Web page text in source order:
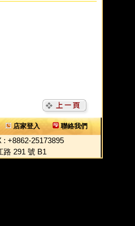
店家登入 聯絡我們
25173895
江路 291 號 B1